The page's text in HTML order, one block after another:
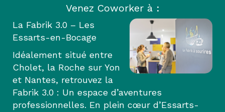
Venez Coworker à :
La Fabrik 3.0 – Les
Essarts-en-Bocage
Idéalement situé entre
Cholet, la Roche sur Yon
et Nantes, retrouvez la
Fabrik 3.0 : Un espace d’aventures
professionnelles. En plein cœur d’Essarts-